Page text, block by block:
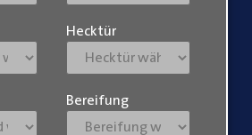
Hecktür
Bereifung